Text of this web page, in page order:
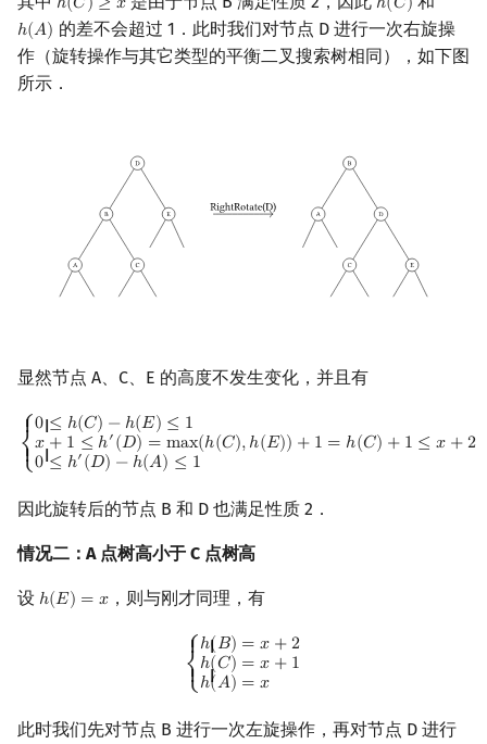
ℎ(𝐶) ≥ 𝑥
h(C)≥ x ℎ(𝐶)
h(C)
ℎ(𝐴)
h(A)
的差不会超过 1．此时我们对节点 D 进行一次右旋操
作（旋转操作与其它类型的平衡二叉搜索树相同），如下图
所示．
显然节点 A、C、E 的高度不发生变化，并且有
⎧
{ {
⎨
{ {
⎩
0 ≤ ℎ(𝐶) − ℎ(𝐸) ≤ 1
𝑥 + 1 ≤ ℎ′(𝐷) = max(ℎ(𝐶),ℎ(𝐸)) + 1 = ℎ(𝐶) + 1 ≤ 𝑥 +2
0 ≤ ℎ′(𝐷) − ℎ(𝐴) ≤ 1
0≤h(C )−h(E )≤1x+1≤h′( D)
因此旋转后的节点 B 和 D 也满足性质 2．
情况二：A 点树高小于 C 点树高
设 ℎ(𝐸) = 𝑥
h(E)= x ，则与刚才同理，有
⎧
{ {
⎨{ {
⎩
ℎ(𝐵) = 𝑥 +2
ℎ(𝐶) = 𝑥 + 1
ℎ(𝐴) = 𝑥
= x+2h( C)=x +1h(
此时我们先对节点 B 进行一次左旋操作，再对节点 D 进行